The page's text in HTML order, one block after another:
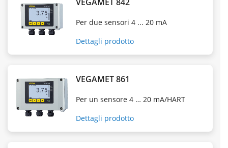
Per due sensori 4 ... 20 mA
Dettagli prodotto
VEGAMET 861
Per un sensore 4 … 20 mA/HART
Dettagli prodotto